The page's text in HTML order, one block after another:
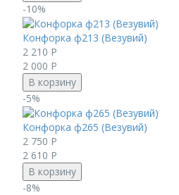
-10%
Конфорка ф213 (Везувий)
2 210 Р
2 000 Р
В корзину
-5%
Конфорка ф265 (Везувий)
2 750 Р
2 610 Р
В корзину
-8%